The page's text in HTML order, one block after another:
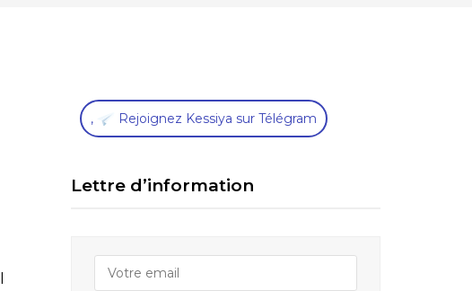
, Rejoignez Kessiya sur Télégram
Lettre d’information